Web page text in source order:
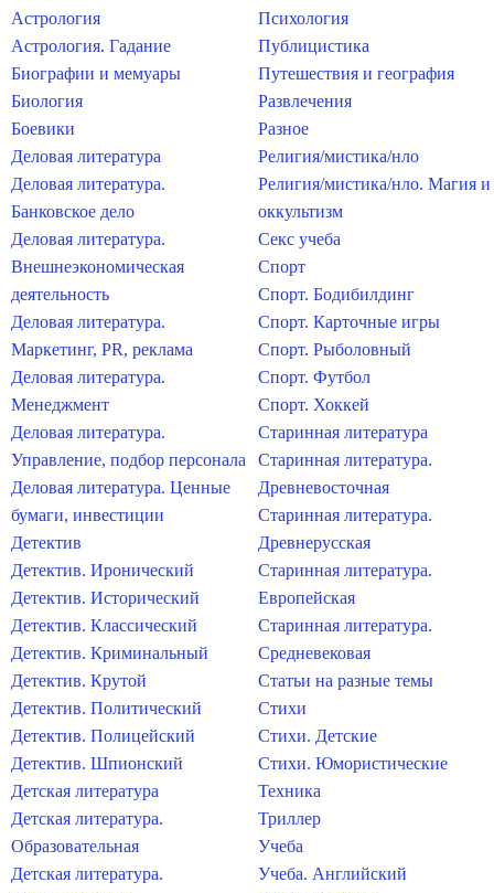
Астрология
Астрология. Гадание
Биографии и мемуары
Биология
Боевики
Деловая литература
Деловая литература.
Банковское дело
Деловая литература.
Внешнеэкономическая
деятельность
Деловая литература.
Маркетинг, PR, реклама
Деловая литература.
Менеджмент
Деловая литература.
Управление, подбор персонала
Деловая литература. Ценные
бумаги, инвестиции
Детектив
Детектив. Иронический
Детектив. Исторический
Детектив. Классический
Детектив. Криминальный
Детектив. Крутой
Детектив. Политический
Детектив. Полицейский
Детектив. Шпионский
Детская литература
Детская литература.
Образовательная
Детская литература.
Психология
Публицистика
Путешествия и география
Развлечения
Разное
Религия/мистика/нло
Религия/мистика/нло. Магия и
оккультизм
Секс учеба
Спорт
Спорт. Бодибилдинг
Спорт. Карточные игры
Спорт. Рыболовный
Спорт. Футбол
Спорт. Хоккей
Старинная литература
Старинная литература.
Древневосточная
Старинная литература.
Древнерусская
Старинная литература.
Европейская
Старинная литература.
Средневековая
Статьи на разные темы
Стихи
Стихи. Детские
Стихи. Юмористические
Техника
Триллер
Учеба
Учеба. Английский